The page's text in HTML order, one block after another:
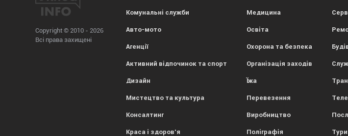
Copyright © 2010 - 2026
Всі права захищені
Комунальні служби
Авто-мото
Агенції
Активний відпочинок та спорт
Дизайн
Мистецтво та культура
Консалтинг
Краса і здоров'я
Медицина
Освіта
Охорона та безпека
Організація заходів
Їжа
Перевезення
Виробництво
Поліграфія